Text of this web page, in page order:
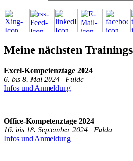
Meine nächsten Trainings
Excel-Kompetenztage 2024
6. bis 8. Mai 2024 | Fulda
Infos und Anmeldung
Office-Kompetenztage 2024
16. bis 18. September 2024 | Fulda
Infos und Anmeldung